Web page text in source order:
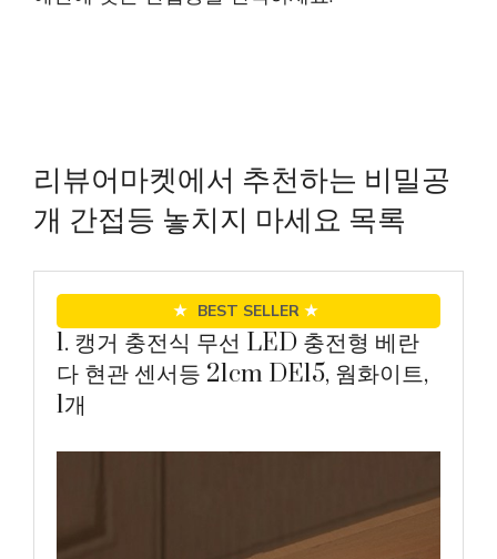
리뷰어마켓에서 추천하는 비밀공
개 간접등 놓치지 마세요 목록
★ BEST SELLER ★
1. 캥거 충전식 무선 LED 충전형 베란
다 현관 센서등 21cm DE15, 웜화이트,
1개